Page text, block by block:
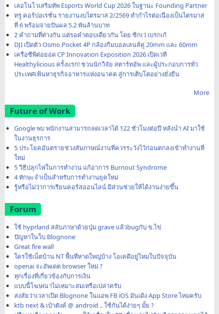
เลอโนโวเสริมทัพ Esports World Cup 2026 ในฐานะ Founding Partner
ทรู คอร์ปอเรชั่น รายงานงบไตรมาส 2/2569 ทำกำไรต่อเนื่องเป็นไตรมาส
ที่ 6 พร้อมจ่ายปันผล 5.2 พันล้านบาท
2 คำถามที่ต่างกัน แต่รอคำตอบเดียวกัน โดย ซิกเว่ เบรกเก้
DJI เปิดตัว Osmo Pocket 4P กล้องกิมบอลเลนส์คู่ 20mm และ 60mm
เครือซีพีต่อยอด CP Innovation Exposition 2026 เปิดเวที
Healthylicious ครั้งแรก! ชวนนักวิจัย สตาร์ทอัพ และผู้ประกอบการทั่ว
ประเทศเฟ้นหาธุรกิจอาหารแห่งอนาคต สู่การเติบโตอย่างยั่งยืน
More
Future of Work
Google พบ พนักงานสามารถลดเวลาได้ 122 ชั่วโมงต่อปี หลังนำ AI มาใช้
ในงานธุรการ
5 ประโยคอันตรายช่วงสัมภาษณ์งานที่ควรระวังไว้ก่อนตกลงเข้าทำงานที่
ใหม่
5 วิธีปลุกไฟในการทำงาน แก้อาการ Burnout Syndrome
4 ทักษะจำเป็นสำหรับการทำงานยุคใหม่
รู้หรือไม่ว่าการเรียนคอร์สออนไลน์ มีส่วนช่วยให้ได้งานง่ายขึ้น
Forum
ใช้ hyprland สลับภาษาด้วยปุ่ม grave แล้วbugกับ ข.ไข่
ปัญหาในว็บ Blognone
Great fire wall
ใครใช้เน็ตบ้าน NT พื้นที่หาดใหญ่บ้าง โอเคดีอยู่ไหมในปัจจุบัน
openai จะอัพเดต browser ใหม่ ?
ทุกเรื่องที่เกี่ยวข้องกับการเงิน
แบบนี้โฆษณาไม่เหมาะสมเหรือเปล่าครับ
สงสัยว่าเวลาเปิด Blognone ในแอพ FB iOS มันเด้ง App Store ไหมครับ
ktb next & เป๋าตังค์ @ android .. ใช้กันได้ง่ายๆ มั้ย ?